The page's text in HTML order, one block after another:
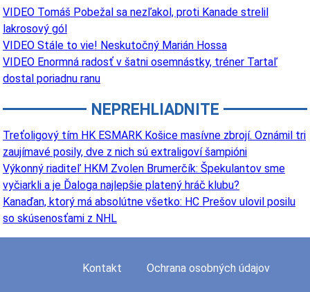
VIDEO Tomáš Pobežal sa nezľakol, proti Kanade strelil
lakrosový gól
VIDEO Stále to vie! Neskutočný Marián Hossa
VIDEO Enormná radosť v šatni osemnástky, tréner Tartaľ
dostal poriadnu ranu
NEPREHLIADNITE
Treťoligový tím HK ESMARK Košice masívne zbrojí. Oznámil tri
zaujímavé posily, dve z nich sú extraligoví šampióni
Výkonný riaditeľ HKM Zvolen Brumerčík: Špekulantov sme
vyčiarkli a je Ďaloga najlepšie platený hráč klubu?
Kanaďan, ktorý má absolútne všetko: HC Prešov ulovil posilu
so skúsenosťami z NHL
Kontakt Ochrana osobných údajov